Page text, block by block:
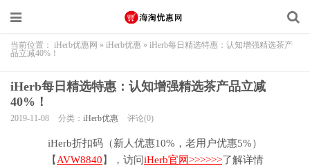
当前位置： iHerb优惠网 » iHerb优惠 » iHerb每日精选特惠：认知增强精选茶产
品立减40%！
iHerb每日精选特惠：认知增强精选茶产品立减
40%！
2019-11-08 分类： iHerb优惠 评论(0)
iHerb折扣码（新人优惠10%，老用户优惠5%）
【 AVW8840 】，访问iHerb官网>>>>>>了解详情